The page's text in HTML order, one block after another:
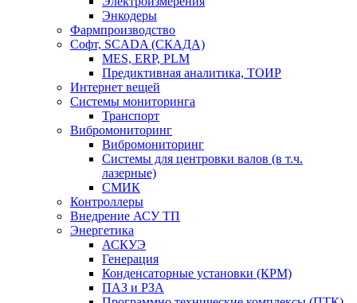
Энкодеры
Фармпроизводство
Софт, SCADA (СКАДА)
MES, ERP, PLM
Предиктивная аналитика, ТОИР
Интернет вещей
Системы мониторинга
Транспорт
Вибромониторинг
Вибромониторинг
Системы для центровки валов (в т.ч.
лазерные)
СМИК
Контроллеры
Внедрение АСУ ТП
Энергетика
АСКУЭ
Генерация
Конденсаторные установки (КРМ)
ПАЗ и РЗА